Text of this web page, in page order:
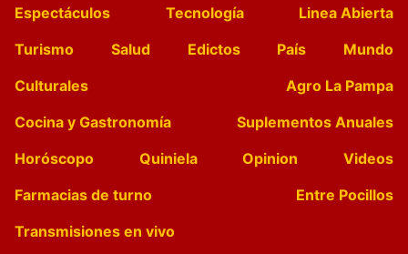
Espectáculos
Tecnología
Linea Abierta
Turismo
Salud Edictos País
Mundo
Culturales
Agro La Pampa
Cocina y Gastronomía
Suplementos Anuales
Horóscopo
Quiniela Opinion
Videos
Farmacias de turno
Entre Pocillos
Transmisiones en vivo